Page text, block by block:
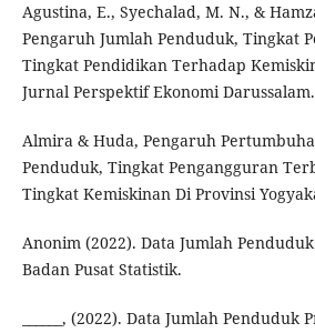
Agustina, E., Syechalad, M. N., &
Pengaruh Jumlah Penduduk, Tingkat
Tingkat Pendidikan Terhadap
Jurnal Perspektif Ekonomi Darussalam.
Almira & Huda, Pengaruh
Penduduk, Tingkat Pengangguran
Tingkat Kemiskinan Di Provinsi
Anonim (2022). Data Jumlah
Badan Pusat Statistik.
______, (2022). Data Jumlah